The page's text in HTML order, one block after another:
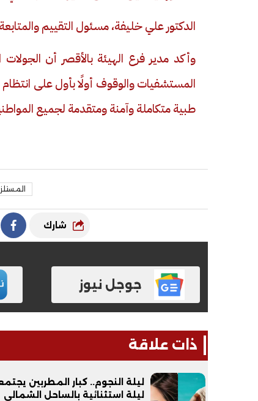
الدكتور علي خليفة، مسئول التقييم والمتابعة
وأكد مدير فرع الهيئة بالأقصر أن
المستشفيات والوقوف أولًا بأول على انتظام
طبية متكاملة وآمنة ومتقدمة لجميع
شارك
جوجل نيوز
ذات علاقة
ليلة النجوم.. كبار المطربين
ليلة استثنائية بالساحل الشمالي
الوداع الأخير.. دفن جثامين الضحايا
الأربعة بقرية السعدية في الفيوم
افتتاح
مليون